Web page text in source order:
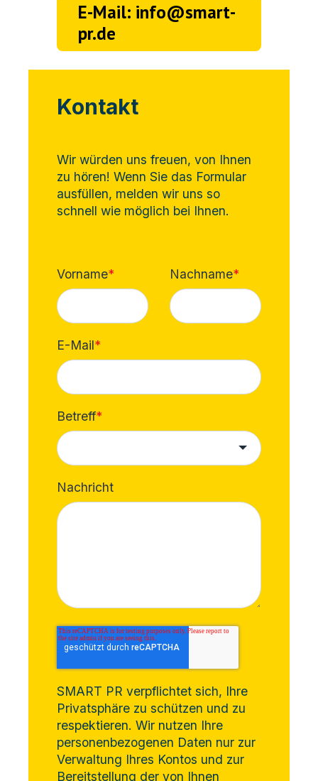
E-Mail: info@smart-
pr.de
Kontakt
Wir würden uns freuen, von Ihnen
zu hören! Wenn Sie das Formular
ausfüllen, melden wir uns so
schnell wie möglich bei Ihnen.
Vorname* Nachname*
E-Mail*
Betreff*
Nachricht
SMART PR verpflichtet sich, Ihre
Privatsphäre zu schützen und zu
respektieren. Wir nutzen Ihre
personenbezogenen Daten nur zur
Verwaltung Ihres Kontos und zur
Bereitstellung der von Ihnen